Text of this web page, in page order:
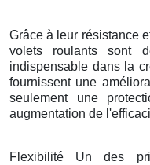
Grâce à leur résistance
volets roulants sont
indispensable dans la
fournissent une
seulement une
augmentation de
Flexibilité Un des